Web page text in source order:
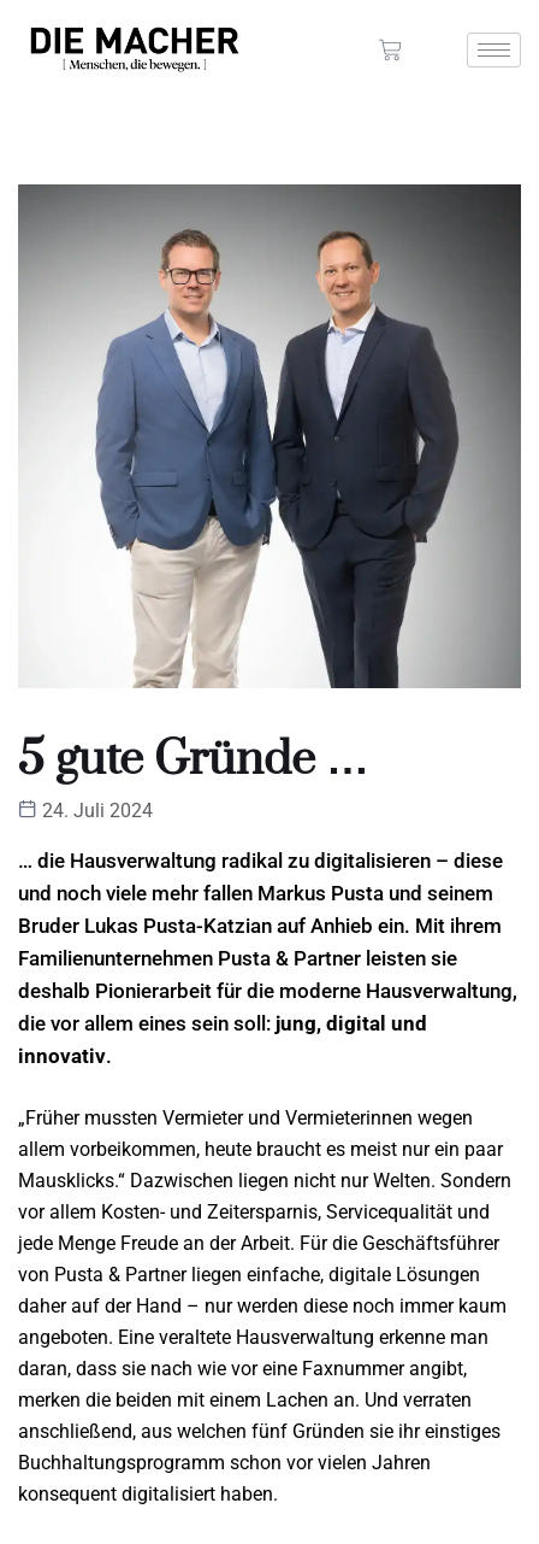
5 gute Gründe …
24. Juli 2024
… die Hausverwaltung radikal zu digitalisieren – diese
und noch viele mehr fallen Markus Pusta und seinem
Bruder Lukas Pusta-Katzian auf Anhieb ein. Mit ihrem
Familienunternehmen Pusta & Partner leisten sie
deshalb Pionierarbeit für die moderne Hausverwaltung,
die vor allem eines sein soll: jung, digital und
innovativ.
„Früher mussten Vermieter und Vermieterinnen wegen
allem vorbeikommen, heute braucht es meist nur ein paar
Mausklicks.“ Dazwischen liegen nicht nur Welten. Sondern
vor allem Kosten- und Zeitersparnis, Servicequalität und
jede Menge Freude an der Arbeit. Für die Geschäftsführer
von Pusta & Partner liegen einfache, digitale Lösungen
daher auf der Hand – nur werden diese noch immer kaum
angeboten. Eine veraltete Hausverwaltung erkenne man
daran, dass sie nach wie vor eine Faxnummer angibt,
merken die beiden mit einem Lachen an. Und verraten
anschließend, aus welchen fünf Gründen sie ihr einstiges
Buchhaltungsprogramm schon vor vielen Jahren
konsequent digitalisiert haben.